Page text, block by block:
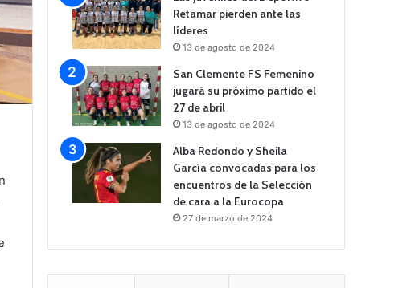
Retamar pierden ante las
líderes
13 de agosto de 2024
San Clemente FS Femenino
jugará su próximo partido el
27 de abril
13 de agosto de 2024
Alba Redondo y Sheila
García convocadas para los
encuentros de la Selección
de cara a la Eurocopa
27 de marzo de 2024